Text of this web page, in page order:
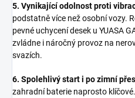
5. Vynikající odolnost proti
podstatně více než osobní vozy.
pevné uchycení desek u YUASA
zvládne i náročný provoz na
svazích.
6. Spolehlivý start i po zimní
zahradní baterie naprosto klíčové.